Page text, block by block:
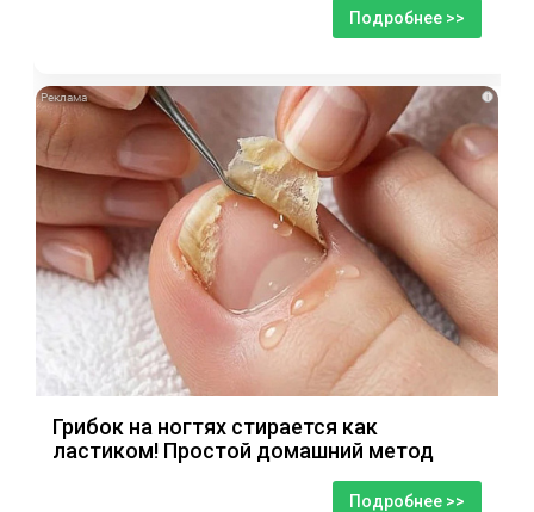
Подробнее >>
i
Грибок на ногтях стирается как
ластиком! Простой домашний метод
Подробнее >>